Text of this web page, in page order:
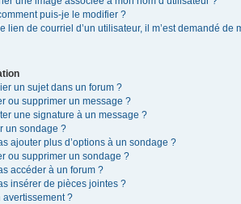
puis-je le modifier ?
lien de courriel d’un utilisateur, il m’est demandé de
un sujet dans un forum ?
ou supprimer un message ?
une signature à un message ?
un sondage ?
ajouter plus d’options à un sondage ?
ou supprimer un sondage ?
accéder à un forum ?
insérer de pièces jointes ?
?